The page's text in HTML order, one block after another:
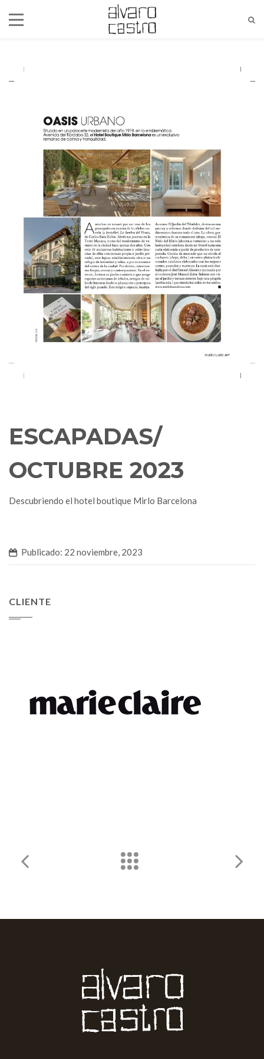
alvaro@alvarocastro.com
ESCAPADAS/
OCTUBRE 2023
Descubriendo el hotel boutique Mirlo Barcelona
Publicado: 22 noviembre, 2023
CLIENTE